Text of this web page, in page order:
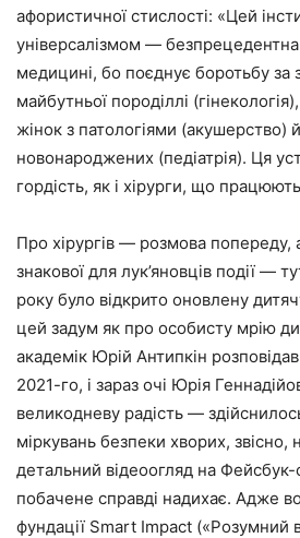
афористичної стислості: «Цей
універсалізмом — безпрецедентна
медицині, бо поєднує боротьбу за
майбутньої породіллі
жінок з патологіями (акушерство)
новонароджених (педіатрія). Ця
гордість, як і хірурги, що
Про хірургів — розмова попереду,
знакової для лук’яновців події —
року було відкрито оновлену
цей задум як про особисту мрію
академік Юрій Антипкін
2021-го, і зараз очі Юрія
великодневу радість —
міркувань безпеки хворих, звісно,
детальний відеоогляд на Фейсбук-
побачене справді надихає. Адже
фундації Smart Impact («Розумний